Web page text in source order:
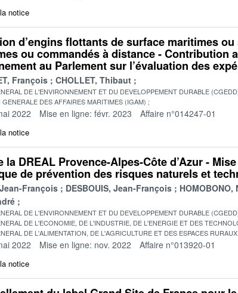
notice
d’engins flottants de surface maritimes
ou commandés à distance - Contribution
au Parlement sur l’évaluation des
François CHOLLET, Thibaut
DE L'ENVIRONNEMENT ET DU DEVELOPPEMENT DURABLE
DES AFFAIRES MARITIMES (IGAM)
2022 Mise en ligne: févr. 2023 Affaire n°014247-01
notice
la DREAL Provence-Alpes-Côte d’Azur -
de prévention des risques naturels et
François DESBOUIS, Jean-François
HOMOBONO,
DE L'ENVIRONNEMENT ET DU DEVELOPPEMENT DURABLE
DE L'ECONOMIE, DE L'INDUSTRIE, DE L'ENERGIE ET DES
DE L'ALIMENTATION, DE L'AGRICULTURE ET DES ESPACES
2022 Mise en ligne: nov. 2022 Affaire n°013920-01
notice